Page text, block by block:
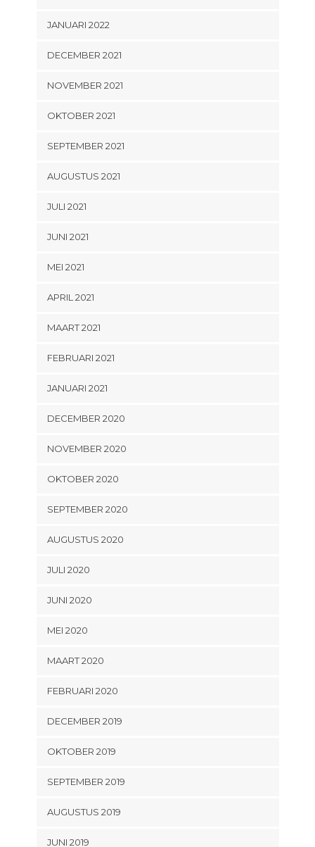
JANUARI 2022
DECEMBER 2021
NOVEMBER 2021
OKTOBER 2021
SEPTEMBER 2021
AUGUSTUS 2021
JULI 2021
JUNI 2021
MEI 2021
APRIL 2021
MAART 2021
FEBRUARI 2021
JANUARI 2021
DECEMBER 2020
NOVEMBER 2020
OKTOBER 2020
SEPTEMBER 2020
AUGUSTUS 2020
JULI 2020
JUNI 2020
MEI 2020
MAART 2020
FEBRUARI 2020
DECEMBER 2019
OKTOBER 2019
SEPTEMBER 2019
AUGUSTUS 2019
JUNI 2019